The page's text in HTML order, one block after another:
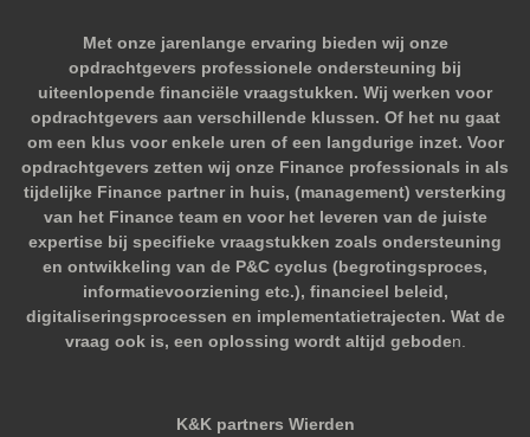
Met onze jarenlange ervaring bieden wij onze
opdrachtgevers professionele ondersteuning bij
uiteenlopende financiële vraagstukken. Wij werken voor
opdrachtgevers aan verschillende klussen. Of het nu gaat
om een klus voor enkele uren of een langdurige inzet. Voor
opdrachtgevers zetten wij onze Finance professionals in als
tijdelijke Finance partner in huis, (management) versterking
van het Finance team en voor het leveren van de juiste
expertise bij specifieke vraagstukken zoals ondersteuning
en ontwikkeling van de P&C cyclus (begrotingsproces,
informatievoorziening etc.), financieel beleid,
digitaliseringsprocessen en implementatietrajecten. Wat de
vraag ook is, een oplossing wordt altijd geboden.
K&K partners Wierden